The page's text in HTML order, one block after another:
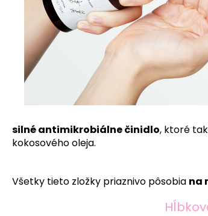
silné antimikrobiálne činidlo, ktoré
kokosového oleja.
Všetky tieto zložky priaznivo pôsobia na